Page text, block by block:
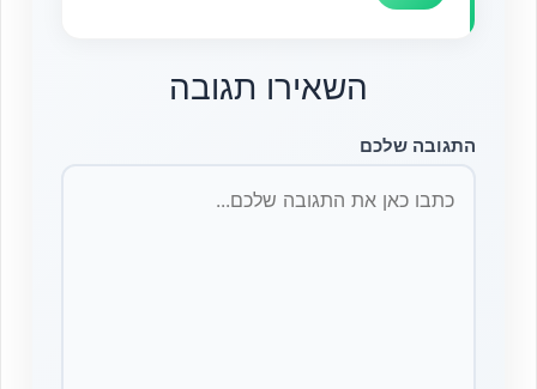
השאירו תגובה
התגובה שלכם